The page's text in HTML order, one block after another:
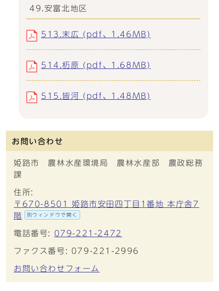
49.安富北地区
513.末広 (pdf、1.46MB)
514.杤原 (pdf、1.68MB)
515.皆河 (pdf、1.48MB)
お問い合わせ
姫路市 農林水産環境局 農林水産部 農政総務
課
住所:
〒670-8501 姫路市安田四丁目1番地 本庁舎7
階
別ウィンドウで開く
電話番号: 079-221-2472
ファクス番号: 079-221-2996
お問い合わせフォーム